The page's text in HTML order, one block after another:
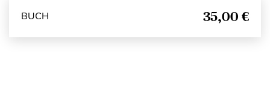
BUCH 35,00 €